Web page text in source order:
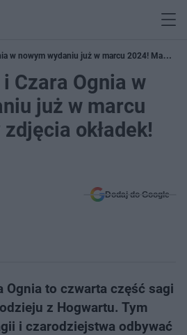
w nowym wydaniu już w marcu 2024! Mamy
Czara Ognia w
już w marcu
okładek!
Dodaj do Google
Ognia to czwarta część sagi
z Hogwartu. Tym
i czarodziejstwa odbywać